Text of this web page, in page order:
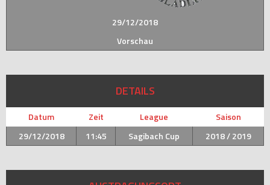
29/12/2018
Vorschau
DETAILS
Datum Zeit League
Saison
29/12/2018
11:45 Sagibach Cup 2018 / 2019